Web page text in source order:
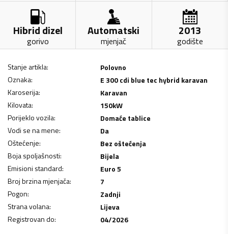
Hibrid dizel
gorivo
Automatski
mjenjač
2013
godište
Stanje artikla:
Polovno
Oznaka:
E 300 cdi blue tec hybrid karavan
Karoserija:
Karavan
Kilovata: 150kW
Porijeklo vozila:
Domaće tablice
Vodi se na mene:
Da
Oštećenje:
Bez oštećenja
Boja spoljašnosti:
Bijela
Emisioni standard:
Euro 5
Broj brzina mjenjača:
7
Pogon:
Zadnji
Strana volana:
Lijeva
Registrovan do: 04/2026